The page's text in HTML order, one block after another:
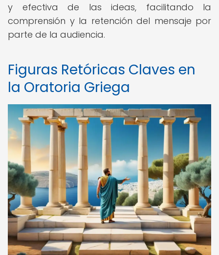
y efectiva de las ideas, facilitando la
comprensión y la retención del mensaje por
parte de la audiencia.
Figuras Retóricas Claves en
la Oratoria Griega